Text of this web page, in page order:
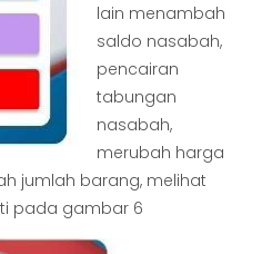
lain menambah
saldo nasabah,
pencairan
tabungan
nasabah,
merubah harga
jumlah barang, melihat
pada gambar 6